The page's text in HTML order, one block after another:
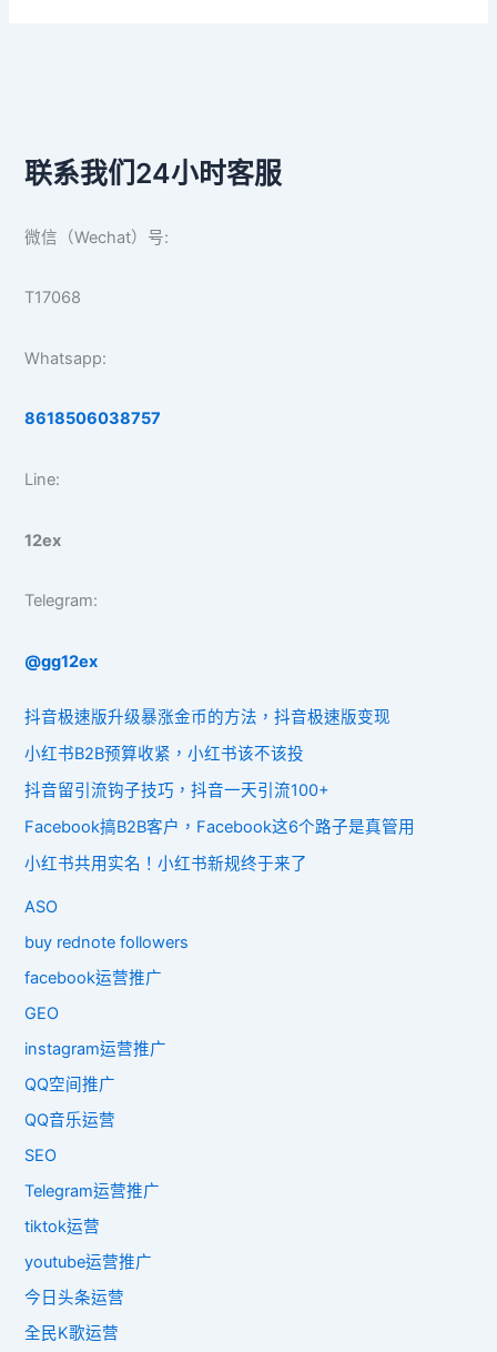
联系我们24小时客服
微信（Wechat）号:
T17068
Whatsapp:
8618506038757
Line:
12ex
Telegram:
@gg12ex
抖音极速版升级暴涨金币的方法，抖音极速版变现
小红书B2B预算收紧，小红书该不该投
抖音留引流钩子技巧，抖音一天引流100+
Facebook搞B2B客户，Facebook这6个路子是真管用
小红书共用实名！小红书新规终于来了
ASO
buy rednote followers
facebook运营推广
GEO
instagram运营推广
QQ空间推广
QQ音乐运营
SEO
Telegram运营推广
tiktok运营
youtube运营推广
今日头条运营
全民K歌运营